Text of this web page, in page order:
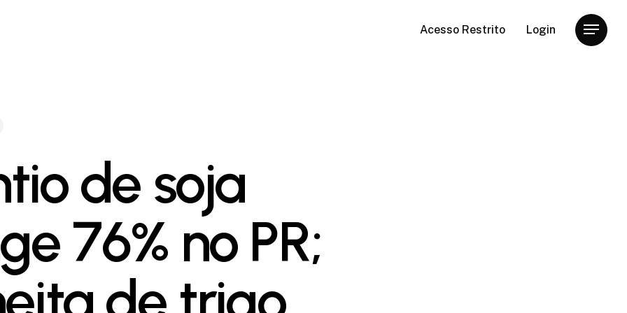
Acesso Restrito Login Menu
de soja
76% no PR;